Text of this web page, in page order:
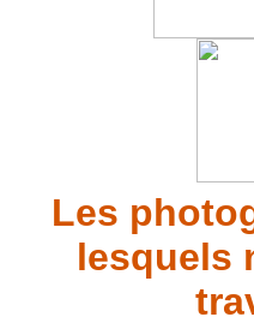
Les
lesquels